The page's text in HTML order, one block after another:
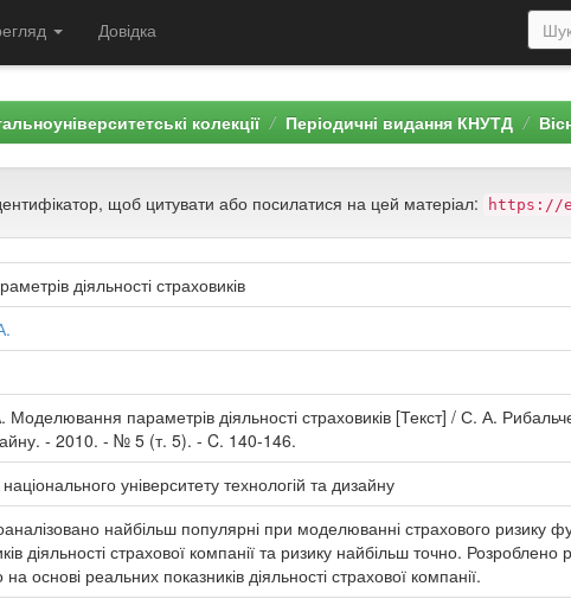
Довідка
колекції Періодичні видання КНУТД
щоб цитувати або посилатися на цей матеріал: https://
діяльності страховиків
параметрів діяльності страховиків [Текст] / С. А.
- 2010. - № 5 (т. 5). - C. 140-146.
національного університету технологій та дизайну
найбільш популярні при моделюванні страхового ризику
діяльності страхової компанії та ризику найбільш точно.
основі реальних показників діяльності страхової компанії.